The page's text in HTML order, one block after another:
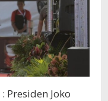
: Presiden Joko